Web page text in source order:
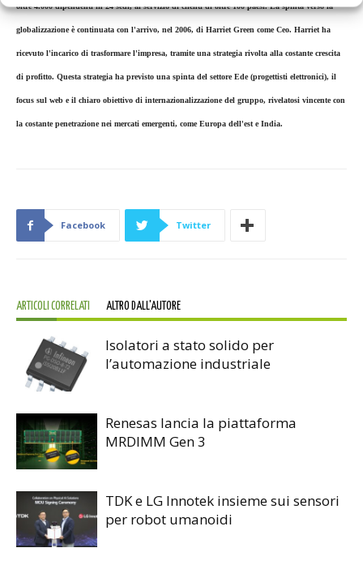
oltre 4.000 dipendenti in 24 sedi, al servizio di clienti di oltre 100 paesi. La spinta verso la
globalizzazione è continuata con l'arrivo, nel 2006, di Harriet Green come Ceo. Harriet ha
ricevuto l'incarico di trasformare l'impresa, tramite una strategia rivolta alla costante crescita
di profitto. Questa strategia ha previsto una spinta del settore Ede (progettisti elettronici), il
focus sul web e il chiaro obiettivo di internazionalizzazione del gruppo, rivelatosi vincente con
la costante penetrazione nei mercati emergenti, come Europa dell'est e India.
Facebook Twitter
ARTICOLI CORRELATI ALTRO DALL'AUTORE
Isolatori a stato solido per
l’automazione industriale
Renesas lancia la piattaforma
MRDIMM Gen 3
TDK e LG Innotek insieme sui sensori
per robot umanoidi